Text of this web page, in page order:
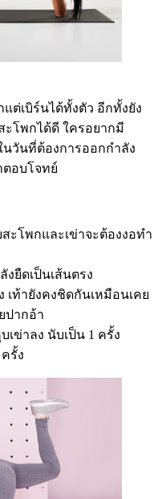
ต่เบิร์นได้ทั้งตัว อีกทั้งยัง
ะโพกได้ดี ใครอยากมี
วันที่ต้องการออกกำลัง
ตอบโจทย์
ะโพกและเข่าจะต้องงอทำ
ยืดเป็นเส้นตรง
เท้ายังคงชิดกันเหมือนเคย
ปากอ้า
ข่าลง นับเป็น 1 ครั้ง
รั้ง